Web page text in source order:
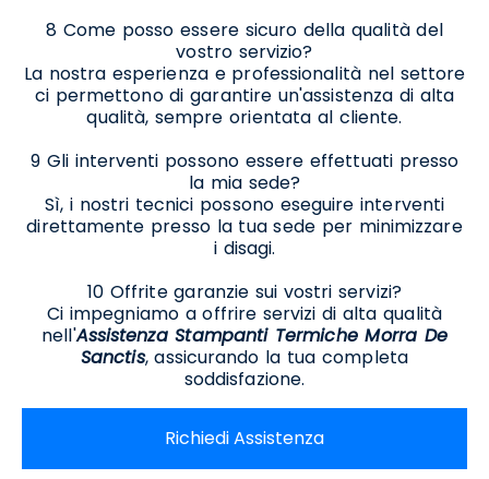
8 Come posso essere sicuro della qualità del
vostro servizio?
La nostra esperienza e professionalità nel settore
ci permettono di garantire un'assistenza di alta
qualità, sempre orientata al cliente.
9 Gli interventi possono essere effettuati presso
la mia sede?
Sì, i nostri tecnici possono eseguire interventi
direttamente presso la tua sede per minimizzare
i disagi.
10 Offrite garanzie sui vostri servizi?
Ci impegniamo a offrire servizi di alta qualità
nell'Assistenza Stampanti Termiche Morra De
Sanctis, assicurando la tua completa
soddisfazione.
Richiedi Assistenza